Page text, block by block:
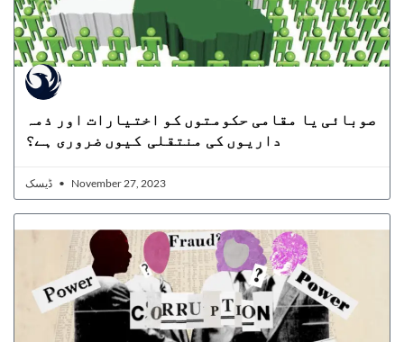
صوبائی یا مقامی حکومتوں کو اختیارات اور ذمہ
داریوں کی منتقلی کیوں ضروری ہے؟
November 27, 2023